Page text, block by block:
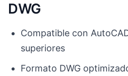
DWG
Compatible con
superiores
Formato DWG